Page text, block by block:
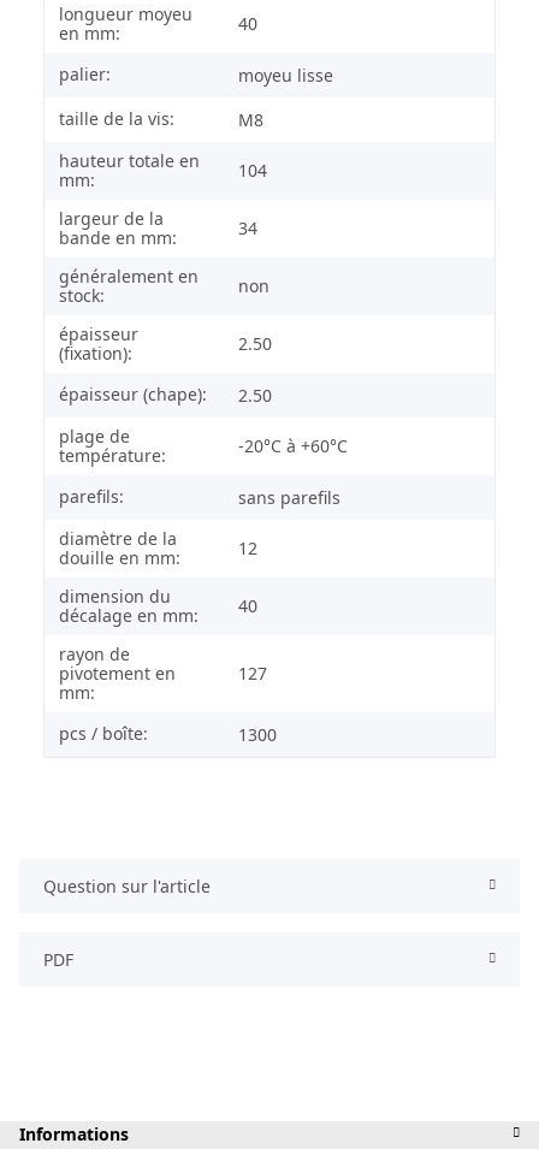
longueur moyeu
en mm:
40
palier:
moyeu lisse
taille de la vis:
M8
hauteur totale en
mm:
104
largeur de la
bande en mm:
34
généralement en
stock:
non
épaisseur
(fixation):
2.50
épaisseur (chape):
2.50
plage de
température:
-20°C à +60°C
parefils:
sans parefils
diamètre de la
douille en mm:
12
dimension du
décalage en mm:
40
rayon de
pivotement en
mm:
127
pcs / boîte: 1300
Question sur l'article
PDF
Informations